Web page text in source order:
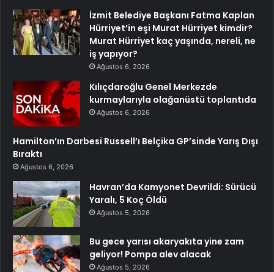
İzmit Belediye Başkanı Fatma Kaplan
Hürriyet’in eşi Murat Hürriyet kimdir?
Murat Hürriyet kaç yaşında, nereli, ne
iş yapıyor?
Ağustos 6, 2026
Kılıçdaroğlu Genel Merkezde
kurmaylarıyla olağanüstü toplantıda
Ağustos 6, 2026
Hamilton’ın Darbesi Russell’ı Belçika GP’sinde Yarış Dışı
Bıraktı
Ağustos 6, 2026
Havran’da Kamyonet Devrildi: Sürücü
Yaralı, 5 Koç Öldü
Ağustos 5, 2026
Bu gece yarısı akaryakıta yine zam
geliyor! Pompa alev alacak
Ağustos 5, 2026